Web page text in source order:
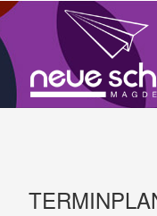
Zum
springen